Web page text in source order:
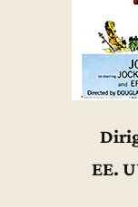
EE.